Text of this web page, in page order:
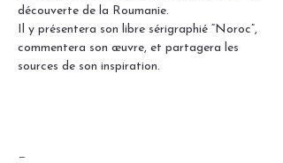
découverte de la Roumanie.
Il y présentera son libre sérigraphié “Noroc”,
commentera son œuvre, et partagera les
sources de son inspiration.